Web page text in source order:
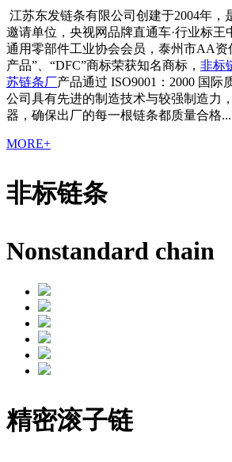
江苏东发链条有限公司创建于2004年，
邀请单位，央视网品牌直通车·行业标王
通用零部件工业协会会员，泰州市AA资
产品”、“DFC”商标荣获知名商标， 非标
苏链条厂产品通过 ISO9001：2000 国际
公司具有先进的制造技术与较强制造力
器，确保出厂的每一根链条都质量合格...
MORE+
非标链条
Nonstandard chain
精密滚子链